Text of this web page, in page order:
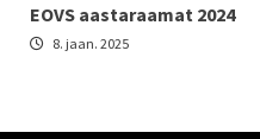
EOVS aastaraamat 2024
8. jaan. 2025